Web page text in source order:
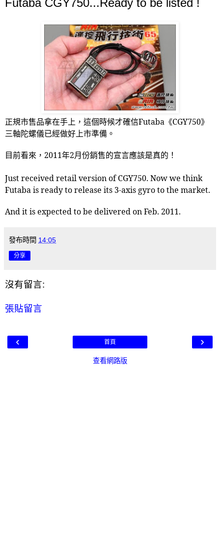
Futaba CGY750...Ready to be listed !
正規市售品拿在手上，這個時候才確信Futaba 《CGY750》
三軸陀螺儀已經做好上市準備。
目前看來， 2011年2月份銷售的宣言應該是真的！
Just received retail version of CGY750. Now we think
Futaba is ready to release its 3-axis gyro to the market.
And it is expected to be delivered on Feb. 2011.
發布時間 14:05
分享
沒有留言:
張貼留言
‹ ›
首頁
查看網路版